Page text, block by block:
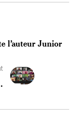
l’auteur Junior